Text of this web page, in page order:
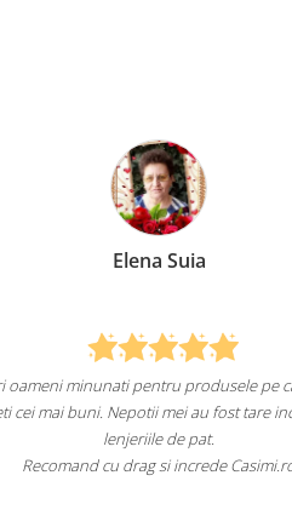
Elena Suia
minunati pentru produsele pe care le
buni. Nepotii mei au fost tare incantati de
lenjeriile de pat.
cu drag si increde Casimi.ro